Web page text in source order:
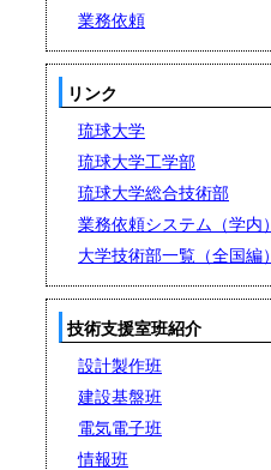
業務依頼
リンク
琉球大学
琉球大学工学部
琉球大学総合技術部
業務依頼システム（学内）
大学技術部一覧（全国編）
技術支援室班紹介
設計製作班
建設基盤班
電気電子班
情報班